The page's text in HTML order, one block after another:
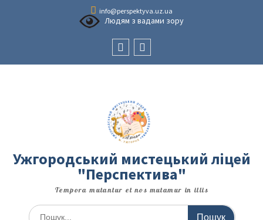
info@perspektyva.uz.ua
Людям з вадами зору
Ужгородський мистецький ліцей
"Перспектива"
Tempora mutantur et nos mutamur in illis
Шукати: